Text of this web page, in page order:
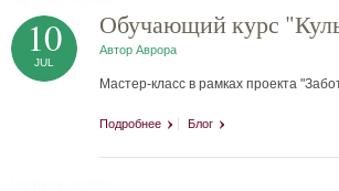
Обучающий курс
Автор Аврора
10
JUL
Мастер-класс в рамках проекта
Подробнее Блог